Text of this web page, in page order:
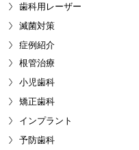
歯科用レーザー
滅菌対策
症例紹介
根管治療
小児歯科
矯正歯科
インプラント
予防歯科